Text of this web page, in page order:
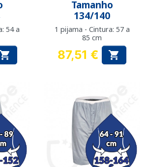
54 a

Tamanho
134/140
1 pijama - Cintura: 57 a
85 cm
Preço
87,51 € 